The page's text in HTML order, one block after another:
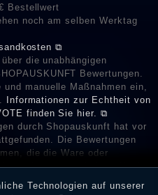
Bestellwert
noch am selben Werktag
⧉
die unabhängigen
Bewertungen.
manuelle Maßnahmen ein,
Informationen zur Echtheit von
finden Sie hier. ⧉
durch Shopauskunft hat vor
Die Bewertungen
die die Ware oder
oder genutzt haben. Nach
die erfolgte Verifizierung im
Technologien auf unserer